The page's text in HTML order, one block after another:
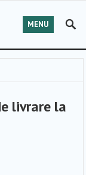
MENU
livrare la